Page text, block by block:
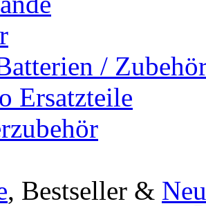
/
Ersatzteile
, Bestseller &